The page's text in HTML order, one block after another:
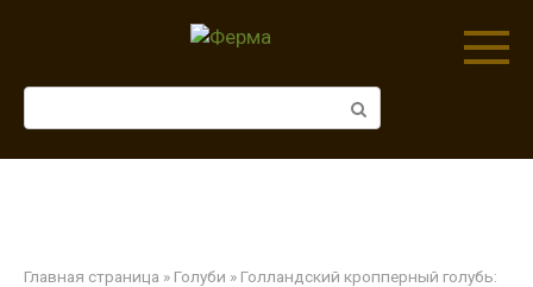
Главная страница » Голуби » Голландский кропперный голубь: